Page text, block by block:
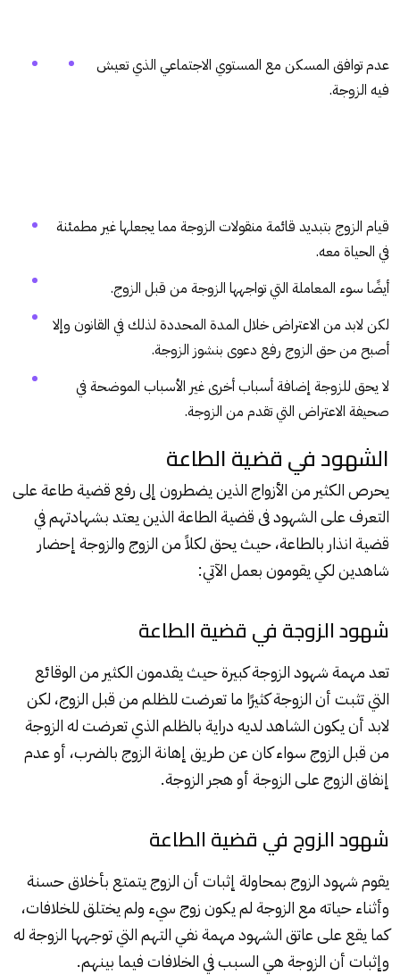
عدم توافق المسكن مع المستوي الاجتماعي الذي تعيش
فيه الزوجة.
قيام الزوج بتبديد قائمة منقولات الزوجة مما يجعلها غير مطمئنة
في الحياة معه.
أيضًا سوء المعاملة التي تواجهها الزوجة من قبل الزوج.
لكن لابد من الاعتراض خلال المدة المحددة لذلك في القانون وإلا
أصبح من حق الزوج رفع دعوى بنشوز الزوجة.
لا يحق للزوجة إضافة أسباب أخرى غير الأسباب الموضحة في
صحيفة الاعتراض التي تقدم من الزوجة.
الشهود في قضية الطاعة
يحرص الكثير من الأزواج الذين يضطرون إلى رفع قضية طاعة على
التعرف على الشهود فى قضية الطاعة الذين يعتد بشهادتهم في
قضية انذار بالطاعة، حيث يحق لكلاً من الزوج والزوجة إحضار
شاهدين لكي يقومون بعمل الآتي:
شهود الزوجة في قضية الطاعة
تعد مهمة شهود الزوجة كبيرة حيث يقدمون الكثير من الوقائع
التي تثبت أن الزوجة كثيرًا ما تعرضت للظلم من قبل الزوج، لكن
لابد أن يكون الشاهد لديه دراية بالظلم الذي تعرضت له الزوجة
من قبل الزوج سواء كان عن طريق إهانة الزوج بالضرب، أو عدم
إنفاق الزوج على الزوجة أو هجر الزوجة.
شهود الزوج في قضية الطاعة
يقوم شهود الزوج بمحاولة إثبات أن الزوج يتمتع بأخلاق حسنة
وأثناء حياته مع الزوجة لم يكون زوج سيء ولم يختلق للخلافات،
كما يقع على عاتق الشهود مهمة نفي التهم التي توجهها الزوجة له
وإثبات أن الزوجة هي السبب في الخلافات فيما بينهم.